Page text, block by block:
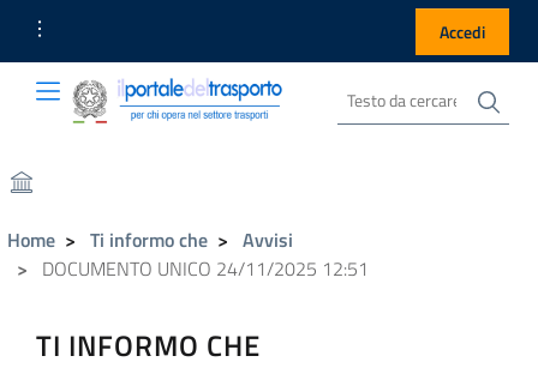
Link Utili Accedi
Portale del Trasporto
Portale del Trasporto Cerca nel sito
Home Ti informo che
Avvisi
DOCUMENTO UNICO 24/11/2025 12:51
TI INFORMO CHE